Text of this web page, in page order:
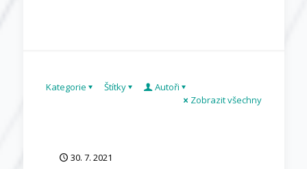
Kategorie Štítky
Autoři
Zobrazit všechny
30. 7. 2021